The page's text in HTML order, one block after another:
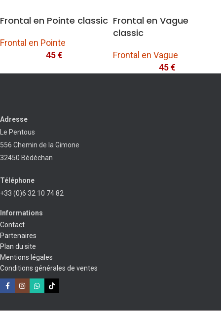
Frontal en Pointe classic
Frontal en Pointe
45€
Frontal en Vague
classic
Frontal en Vague
45€
Adresse
Le Pentous
556 Chemin de la Gimone
32450 Bédéchan
Téléphone
+33 (0)6 32 10 74 82
Informations
Contact
Partenaires
Plan du site
Mentions légales
Conditions générales de ventes